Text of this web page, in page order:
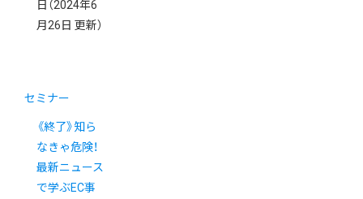
日 （2024年6
月26日 更新）
セミナー
《終了》知ら
なきゃ危険！
最新ニュース
で学ぶEC事